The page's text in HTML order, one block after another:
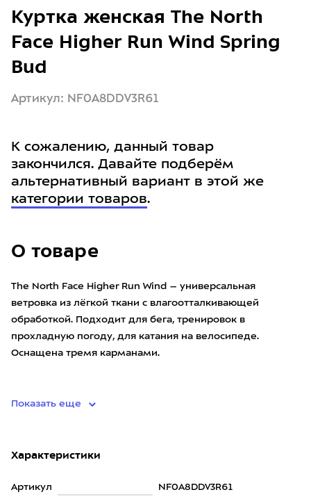
О товаре
The North Face Higher Run Wind – универсальная
ветровка из лёгкой ткани с влагоотталкивающей
обработкой. Подходит для бега, тренировок в
прохладную погоду, для катания на велосипеде.
Оснащена тремя карманами.
Показать еще
Характеристики
Артикул NF0A8DDV3R61
Куртка женская The North
Face Higher Run Wind Spring
Bud
Артикул: NF0A8DDV3R61
К сожалению, данный товар
закончился. Давайте подберём
альтернативный вариант в этой же
категории товаров.